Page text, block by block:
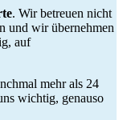
. Wir betreuen nicht
und wir übernehmen
auf
mehr als 24
wichtig, genauso